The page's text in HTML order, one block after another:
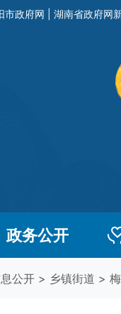
市政府网 湖南省政府网
政务公开
公开 > 乡镇街道 >